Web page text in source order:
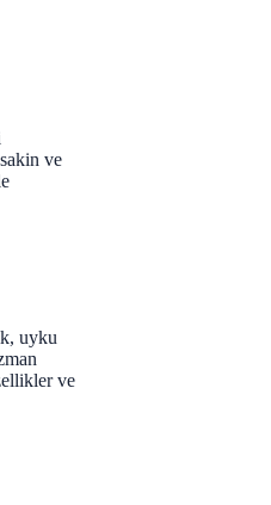
ve
uyku
ve